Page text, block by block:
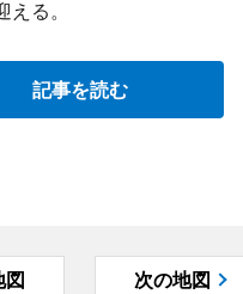
る。
記事を読む
図 次の地図